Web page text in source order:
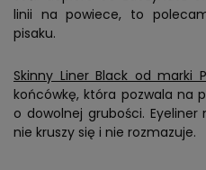
linii na powiece, to
pisaku.
Skinny Liner Black od marki
końcówkę, która pozwala na
o dowolnej grubości.
nie kruszy się i nie rozmazuje.